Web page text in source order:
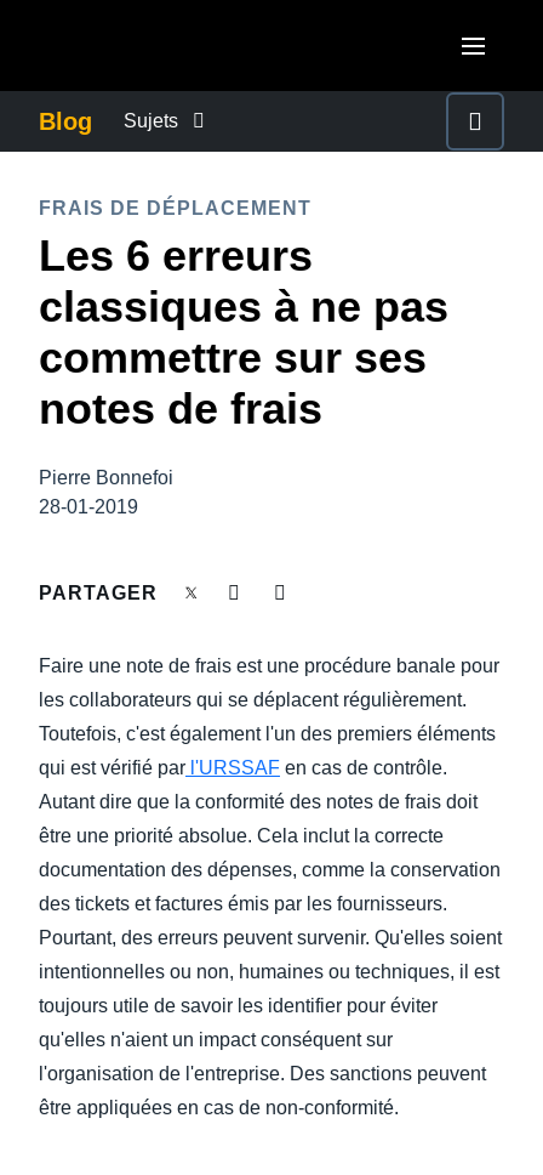
Canada (Français)
México (Español)
Brasil (Português)
United Kingdom (English)
France (Français)
Italia (Italiano)
Finland (English)
España (Español)
Norway (English)
ASIA PACIFIC
Australia (English)
India (English)
日本（日本語)
Blog Sujets
CONTINUITÉ DES AFFAIRES
CONTRÔLE DES COÛTS DE L’ENTREPRISE
CROISSANCE ET OPTIMISATION
DÉVELOPPEMENT DURABLE
FRAUDE ET CONFORMITÉ
L’EXPÉRIENCE EMPLOYÉ
FRAIS DE DÉPLACEMENT
Les 6 erreurs
classiques à ne pas
commettre sur ses
notes de frais
Pierre Bonnefoi
28-01-2019
PARTAGER
Faire une note de frais est une procédure banale pour
les collaborateurs qui se déplacent régulièrement.
Toutefois, c'est également l'un des premiers éléments
qui est vérifié par l'URSSAF en cas de contrôle.
Autant dire que la conformité des notes de frais doit
être une priorité absolue. Cela inclut la correcte
documentation des dépenses, comme la conservation
des tickets et factures émis par les fournisseurs.
Pourtant, des erreurs peuvent survenir. Qu'elles soient
intentionnelles ou non, humaines ou techniques, il est
toujours utile de savoir les identifier pour éviter
qu'elles n'aient un impact conséquent sur
l'organisation de l'entreprise. Des sanctions peuvent
être appliquées en cas de non-conformité.